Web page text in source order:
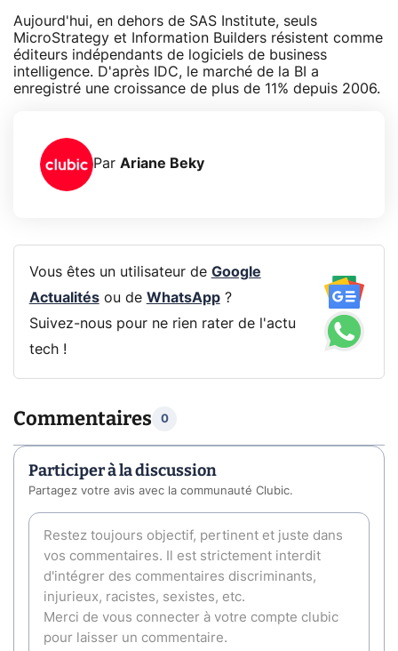
Aujourd'hui, en dehors de SAS Institute, seuls
MicroStrategy et Information Builders résistent comme
éditeurs indépendants de logiciels de business
intelligence. D'après IDC, le marché de la BI a
enregistré une croissance de plus de 11% depuis 2006.
Par Ariane Beky
Vous êtes un utilisateur de Google
Actualitésou de WhatsApp?
Suivez-nous pour ne rien rater de l'actu
tech !
Commentaires 0
Participer à la discussion
Partagez votre avis avec la communauté Clubic.